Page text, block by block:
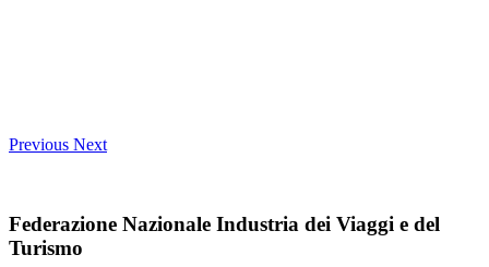
Previous Next
Federazione Nazionale Industria dei Viaggi e del
Turismo